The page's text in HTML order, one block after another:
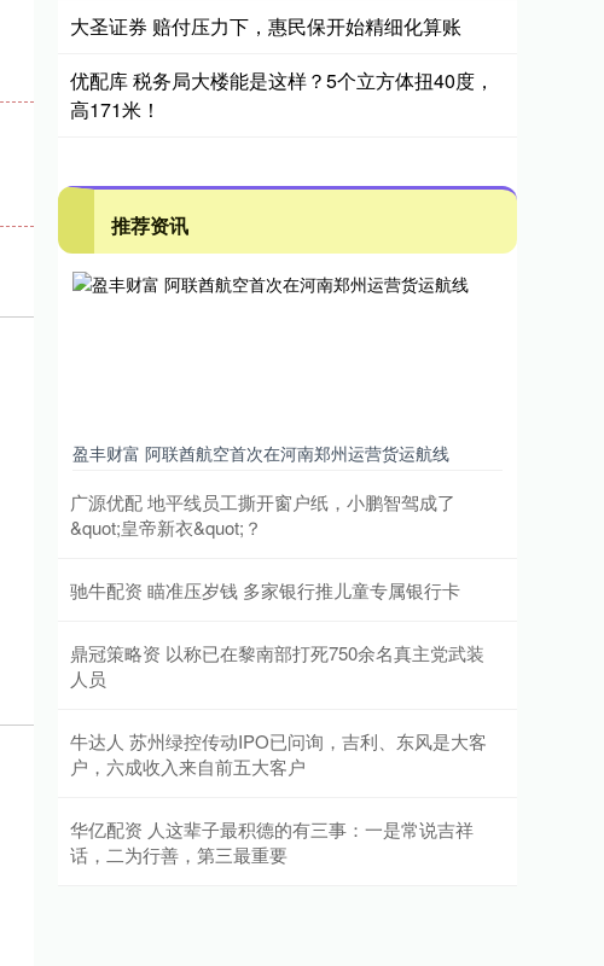
大圣证券 赔付压力下，惠民保开始精细化算账
优配库 税务局大楼能是这样？5个立方体扭40度，
高171米！
推荐资讯
盈丰财富 阿联酋航空首次在河南郑州运营货运航线
广源优配 地平线员工撕开窗户纸，小鹏智驾成了
&quot;皇帝新衣&quot;？
驰牛配资 瞄准压岁钱 多家银行推儿童专属银行卡
鼎冠策略资 以称已在黎南部打死750余名真主党武装
人员
牛达人 苏州绿控传动IPO已问询，吉利、东风是大客
户，六成收入来自前五大客户
华亿配资 人这辈子最积德的有三事：一是常说吉祥
话，二为行善，第三最重要